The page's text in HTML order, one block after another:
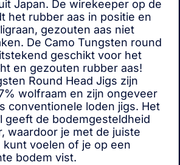
Japan. De wirekeeper op de
het rubber aas in positie en
gezouten aas niet
De Camo Tungsten round
geschikt voor het
en gezouten rubber aas!
Round Head Jigs zijn
wolfraam en zijn ongeveer
conventionele loden jigs. Het
geeft de bodemgesteldheid
waardoor je met de juiste
voelen of je op een
bodem vist.